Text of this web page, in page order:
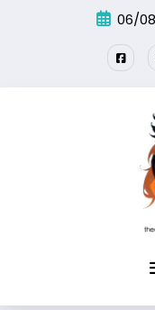
06/